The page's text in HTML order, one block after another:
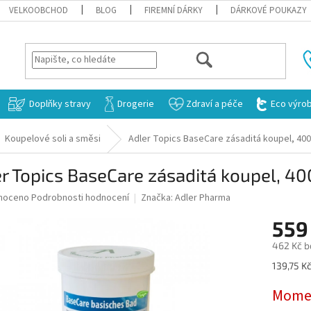
VELKOOBCHOD BLOG FIREMNÍ DÁRKY DÁRKOVÉ POUKAZY
HLEDAT
Doplňky stravy Drogerie Zdraví a péče Eco
Koupelové soli a směsi Adler Topics BaseCare zásaditá koupel,
Topics BaseCare zásaditá koupel,
Podrobnosti hodnocení Značka: Adler Pharma
462 Kč
Měrná
139,75